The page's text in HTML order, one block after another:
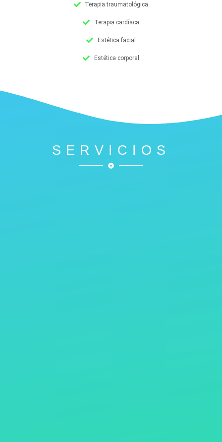
Terapia traumatológica
Terapia cardíaca
Estética facial
Estética corporal
SERVICIOS